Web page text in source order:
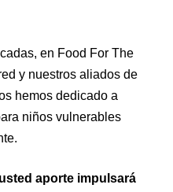
en Food For The
y nuestros aliados de
hemos dedicado a
niños vulnerables
aporte impulsará